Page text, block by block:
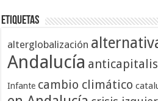
Etiquetas
alterglobalización
Andalucía
Infante cambio climático